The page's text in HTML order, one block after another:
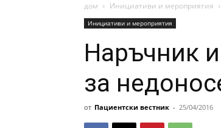
дом Инициативи и мероприятия
Инициативи и мероприятия
Наръчник
за
от Пациентски вестник - 25/04/2016